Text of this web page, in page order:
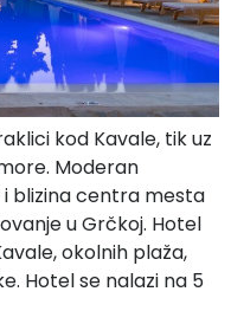
kod Kavale, tik uz
Moderan
blizina centra mesta
u Grčkoj. Hotel
okolnih plaža,
Hotel se nalazi na 5